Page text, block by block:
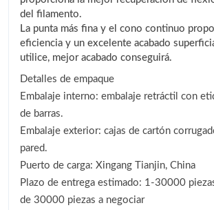
del filamento.
La punta más fina y el cono continuo
eficiencia y un excelente acabado
utilice, mejor acabado conseguirá.
Detalles de empaque
Embalaje interno: embalaje retráctil con
de barras.
Embalaje exterior: cajas de cartón
pared.
Puerto de carga: Xingang Tianjin, China
Plazo de entrega estimado: 1-30000
de 30000 piezas a negociar